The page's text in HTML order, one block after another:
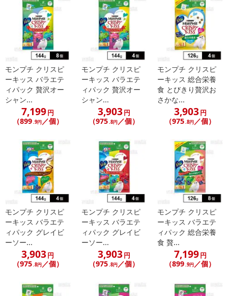
休業日
その他共通および商品カテゴリー別注意事項（※必ずご確認くだ
さい）
こちらの情報は2026年07月09日 時点での情報となります。
モンプチ クリスピ
ーキッス バラエテ
ィパック 贅沢オー
シャン...
7,199円
（899 .9円／個）
モンプチ クリスピ
ーキッス バラエテ
ィパック 贅沢オー
シャン...
3,903円
（975 .8円 ／個）
モンプチ クリスピ
ーキッス 総合栄養
食 とびきり贅沢お
さかな...
3,903円
（975 .8円 ／個）
モンプチ クリスピ
ーキッス バラエテ
ィパック グレイビ
ーソー...
3,903円
（975.8円／個）
モンプチ クリスピ
ーキッス バラエテ
ィパック グレイビ
ーソー...
3,903円
（975.8円／個）
モンプチ クリスピ
ーキッス バラエテ
ィパック 総合栄養
食 贅...
7,199円
（899.9円／個）